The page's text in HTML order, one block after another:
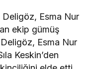
Esma Nur
ekip gümüş
Esma Nur
Keskin’den